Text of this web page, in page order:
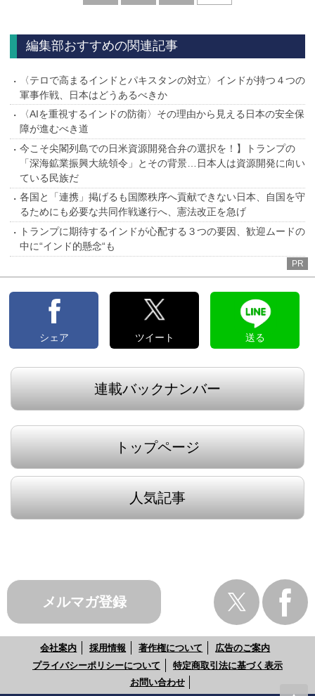
編集部おすすめの関連記事
〈テロで高まるインドとパキスタンの対立〉インドが持つ４つの
軍事作戦、日本はどうあるべきか
〈AIを重視するインドの防衛〉その理由から見える日本の安全保
障が進むべき道
今こそ尖閣列島での日米資源開発合弁の選択を！】トランプの
「深海鉱業振興大統領令」とその背景…日本人は資源開発に向い
ている民族だ
各国と「連携」掲げるも国際秩序へ貢献できない日本、自国を守
るためにも必要な共同作戦遂行へ、憲法改正を急げ
トランプに期待するインドが心配する３つの要因、歓迎ムードの
中に“インド的懸念“も
PR
シェア ツイート 送る
連載バックナンバー
トップページ
人気記事
メルマガ登録
会社案内 採用情報 著作権について
広告のご案内
プライバシーポリシーについて
特定商取引法に基づく表示
お問い合わせ